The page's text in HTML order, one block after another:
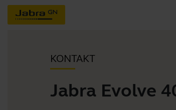
KONTAKT
Jabra Evolve